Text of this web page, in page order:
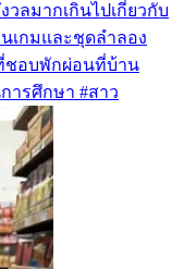
วลมากเกินไปเกี่ยวกับ
เกมและชุดลำลอง
ชอบพักผ่อนที่บ้าน
ารศึกษา #สาว